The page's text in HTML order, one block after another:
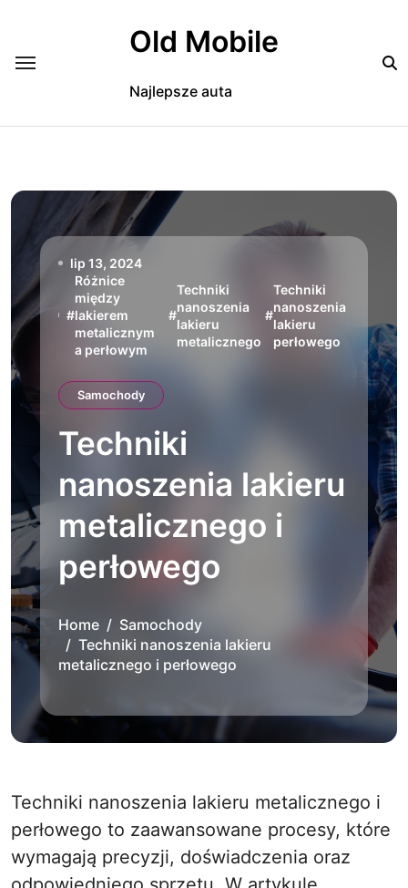
Old Mobile
Najlepsze auta
lip 13, 2024
#
Różnice
między
lakierem
metalicznym
a perłowym
#
Techniki
nanoszenia
lakieru
metalicznego
#
Techniki
nanoszenia
lakieru
perłowego
Samochody
Techniki
nanoszenia lakieru
metalicznego i
perłowego
Home
Samochody
Techniki nanoszenia lakieru
metalicznego i perłowego
Techniki nanoszenia lakieru metalicznego i
perłowego to zaawansowane procesy, które
wymagają precyzji, doświadczenia oraz